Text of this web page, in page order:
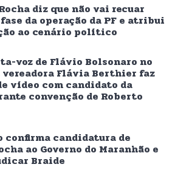
diz que não vai recuar
da operação da PF e atribui
ao cenário político
voz de Flávio Bolsonaro no
vereadora Flávia Berthier faz
vídeo com candidato da
convenção de Roberto
confirma candidatura de
ao Governo do Maranhão e
Braide